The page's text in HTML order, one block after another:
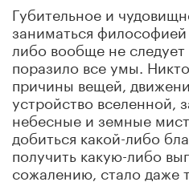
Губительное и
заниматься
либо вообще не следует
поразило все умы.
причины вещей,
устройство вселенной,
небесные и земные
добиться какой-либо
получить какую-либо
сожалению, стало даже